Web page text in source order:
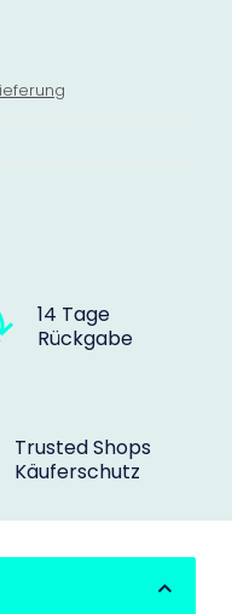
14 Tage
Rückgabe
Trusted Shops
Käuferschutz